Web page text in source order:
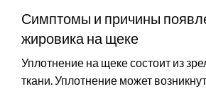
Симптомы и причины
жировика на щеке
Уплотнение на щеке состоит из
ткани. Уплотнение может